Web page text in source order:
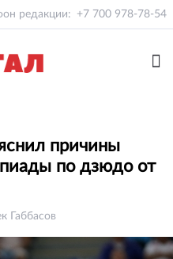
редакции: +7 700 978-78-54
причины
по дзюдо от
Габбасов